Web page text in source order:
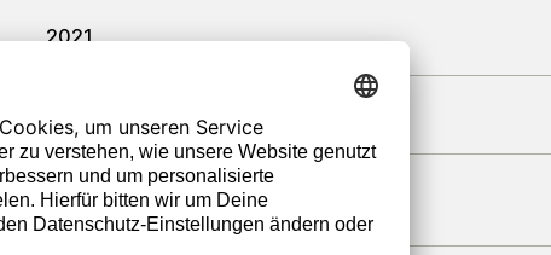
2021
Generalüberholt
Schwarz